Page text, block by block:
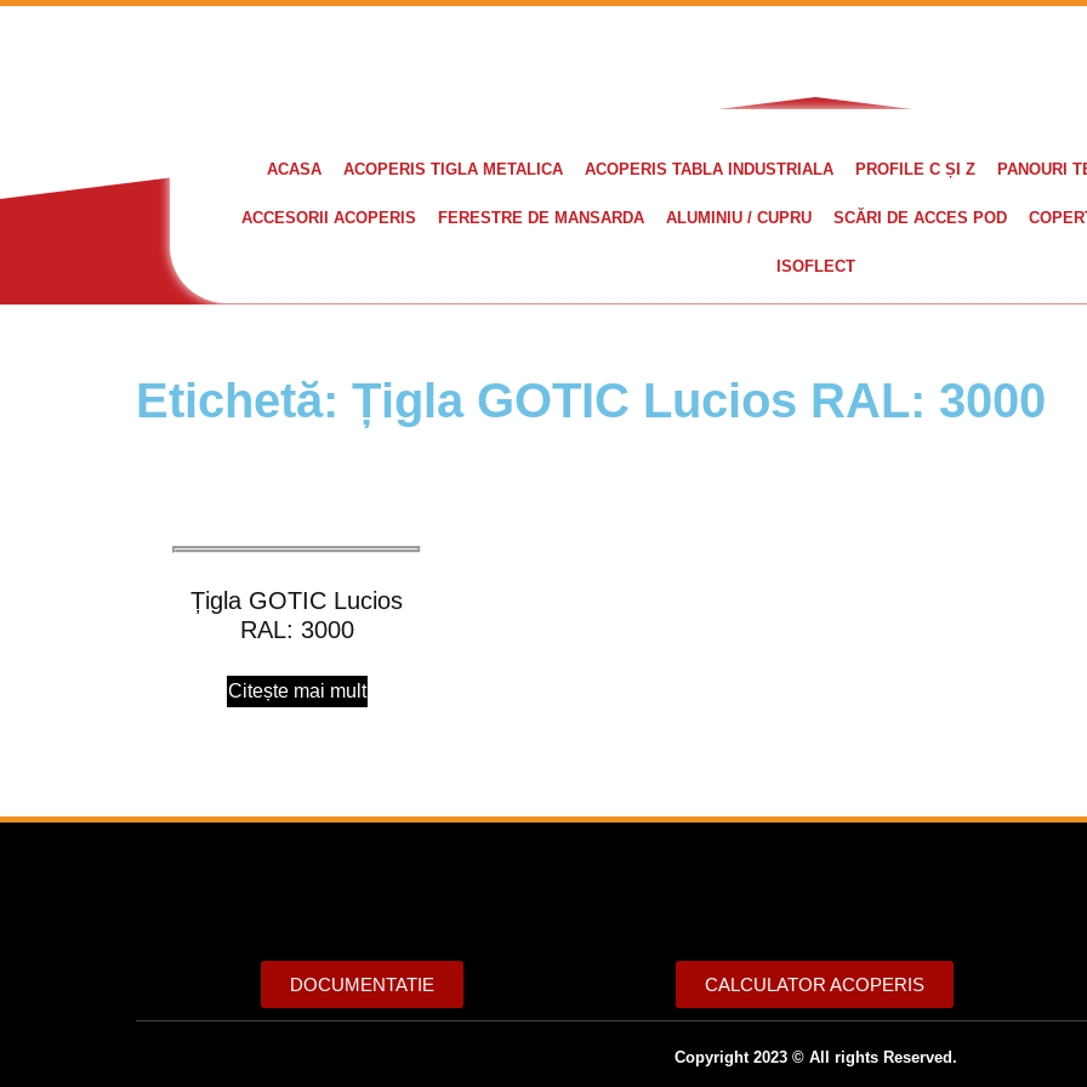
ACASA ACOPERIS TIGLA METALICA ACOPERIS TABLA INDUSTRIALA PROFILE C ȘI Z PANOURI
ACCESORII ACOPERIS FERESTRE DE MANSARDA ALUMINIU / CUPRU SCĂRI DE ACCES POD
ISOFLECT
Etichetă: Țigla GOTIC Lucios RAL: 3000
Țigla GOTIC Lucios
RAL: 3000
Citește mai mult
DOCUMENTATIE CALCULATOR ACOPERIS
Copyright 2023 © All rights Reserved.